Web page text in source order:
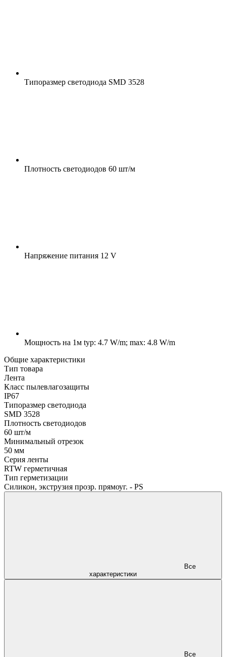
Типоразмер светодиода SMD 3528
Плотность светодиодов 60 шт/м
Напряжение питания 12 V
Мощность на 1м typ: 4.7 W/m; max: 4.8 W/m
Общие характеристики
Тип товара
Лента
Класс пылевлагозащиты
IP67
Типоразмер светодиода
SMD 3528
Плотность светодиодов
60 шт/м
Минимальный отрезок
50 мм
Серия ленты
RTW герметичная
Тип герметизации
Силикон, экструзия прозр. прямоуг. - PS
характеристики